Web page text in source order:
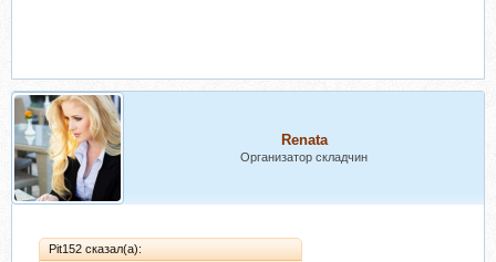
Renata
Организатор складчин
Pit152 сказал(а):